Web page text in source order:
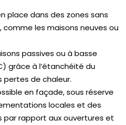
place dans des zones sans
les maisons neuves ou
passives ou à basse
grâce à l’étanchéité du
pertes de chaleur.
en façade, sous réserve
locales et des
par rapport aux ouvertures et